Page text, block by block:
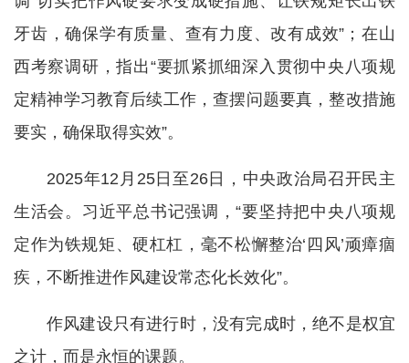
牙齿，确保学有质量、查有力度、改有成效”；在山
西考察调研，指出“要抓紧抓细深入贯彻中央八项规
定精神学习教育后续工作，查摆问题要真，整改措施
要实，确保取得实效”。
2025年12月25日至26日，中央政治局召开民主
生活会。习近平总书记强调，“要坚持把中央八项规
定作为铁规矩、硬杠杠，毫不松懈整治‘四风’顽瘴痼
疾，不断推进作风建设常态化长效化”。
作风建设只有进行时，没有完成时，绝不是权宜
之计，而是永恒的课题。